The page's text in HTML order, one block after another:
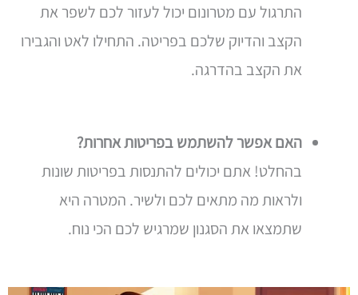
התרגול עם מטרונום יכול לעזור לכם לשפר את
הקצב והדיוק שלכם בפריטה. התחילו לאט והגבירו
את הקצב בהדרגה.
האם אפשר להשתמש בפריטותאחרות?
בהחלט! אתם יכולים להתנסות בפריטות שונות
ולראות מה מתאים לכם ולשיר. המטרה היא
שתמצאו את הסגנון שמרגיש לכם הכי נוח.